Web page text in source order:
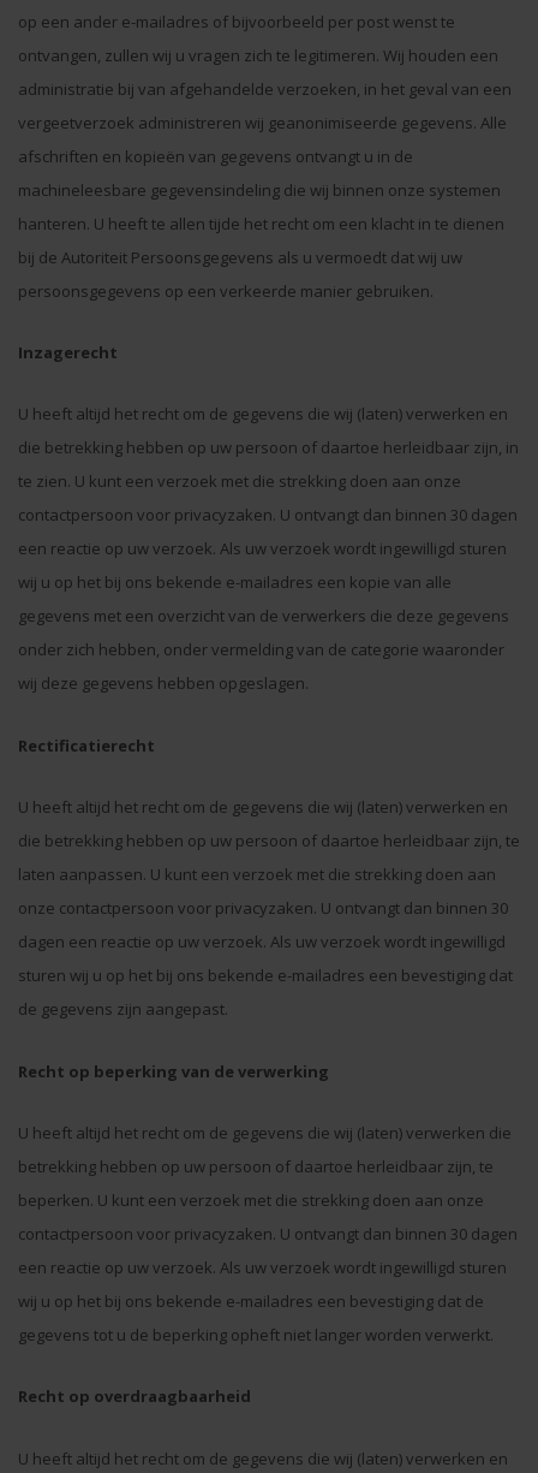
op een ander e-mailadres of bijvoorbeeld per post wenst te
ontvangen, zullen wij u vragen zich te legitimeren. Wij houden een
administratie bij van afgehandelde verzoeken, in het geval van een
vergeetverzoek administreren wij geanonimiseerde gegevens. Alle
afschriften en kopieën van gegevens ontvangt u in de
machineleesbare gegevensindeling die wij binnen onze systemen
hanteren. U heeft te allen tijde het recht om een klacht in te dienen
bij de Autoriteit Persoonsgegevens als u vermoedt dat wij uw
persoonsgegevens op een verkeerde manier gebruiken.
Inzagerecht
U heeft altijd het recht om de gegevens die wij (laten) verwerken en
die betrekking hebben op uw persoon of daartoe herleidbaar zijn, in
te zien. U kunt een verzoek met die strekking doen aan onze
contactpersoon voor privacyzaken. U ontvangt dan binnen 30 dagen
een reactie op uw verzoek. Als uw verzoek wordt ingewilligd sturen
wij u op het bij ons bekende e-mailadres een kopie van alle
gegevens met een overzicht van de verwerkers die deze gegevens
onder zich hebben, onder vermelding van de categorie waaronder
wij deze gegevens hebben opgeslagen.
Rectificatierecht
U heeft altijd het recht om de gegevens die wij (laten) verwerken en
die betrekking hebben op uw persoon of daartoe herleidbaar zijn, te
laten aanpassen. U kunt een verzoek met die strekking doen aan
onze contactpersoon voor privacyzaken. U ontvangt dan binnen 30
dagen een reactie op uw verzoek. Als uw verzoek wordt ingewilligd
sturen wij u op het bij ons bekende e-mailadres een bevestiging dat
de gegevens zijn aangepast.
Recht op beperking van de verwerking
U heeft altijd het recht om de gegevens die wij (laten) verwerken die
betrekking hebben op uw persoon of daartoe herleidbaar zijn, te
beperken. U kunt een verzoek met die strekking doen aan onze
contactpersoon voor privacyzaken. U ontvangt dan binnen 30 dagen
een reactie op uw verzoek. Als uw verzoek wordt ingewilligd sturen
wij u op het bij ons bekende e-mailadres een bevestiging dat de
gegevens tot u de beperking opheft niet langer worden verwerkt.
Recht op overdraagbaarheid
U heeft altijd het recht om de gegevens die wij (laten) verwerken en